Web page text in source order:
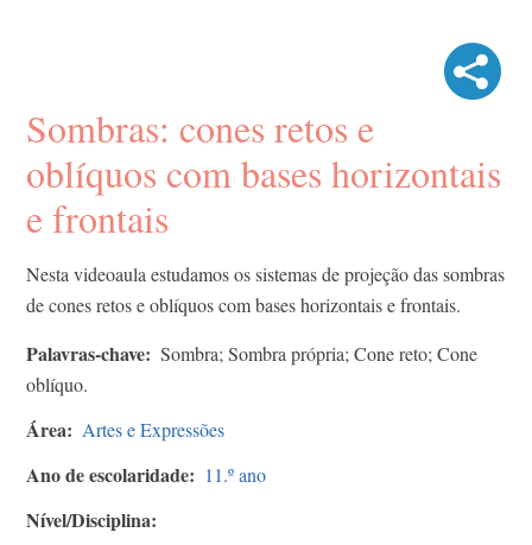
Sombras: cones retos e
oblíquos com bases horizontais
e frontais
Nesta videoaula estudamos os sistemas de projeção das sombras
de cones retos e oblíquos com bases horizontais e frontais.
Palavras-chave
Sombra; Sombra própria; Cone reto; Cone
oblíquo.
Área Artes e Expressões
Ano de escolaridade 11.º ano
Nível/Disciplina